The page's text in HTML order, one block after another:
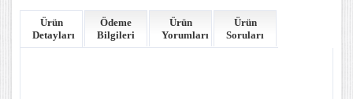
Ürün
Detayları
Ödeme
Bilgileri
Ürün
Yorumları
Ürün
Soruları